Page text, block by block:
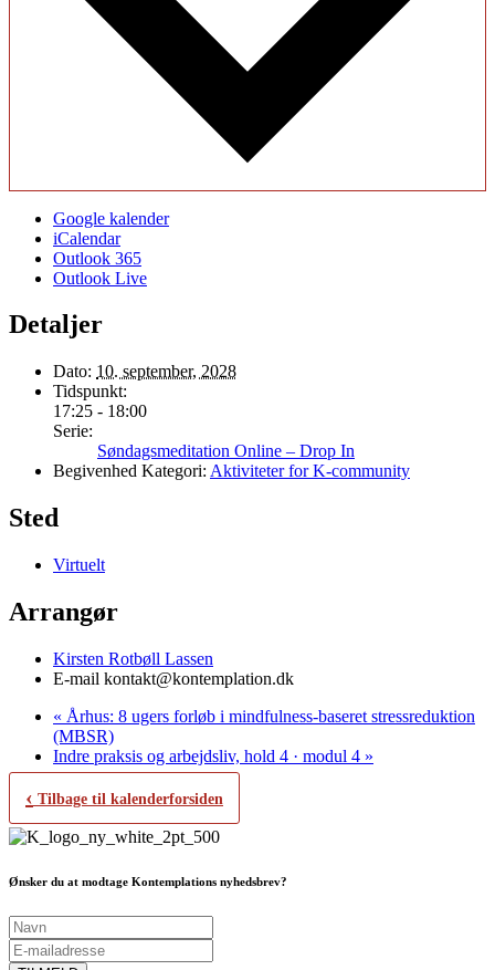
Google kalender
iCalendar
Outlook 365
Outlook Live
Detaljer
Dato: 10. september, 2028
Tidspunkt:
17:25 - 18:00
Serie:
Søndagsmeditation Online – Drop In
Begivenhed Kategori: Aktiviteter for K-community
Sted
Virtuelt
Arrangør
Kirsten Rotbøll Lassen
E-mail kontakt@kontemplation.dk
« Århus: 8 ugers forløb i mindfulness-baseret stressreduktion
(MBSR)
Indre praksis og arbejdsliv, hold 4 · modul 4 »
‹ Tilbage til kalenderforsiden
Ønsker du at modtage Kontemplations nyhedsbrev?